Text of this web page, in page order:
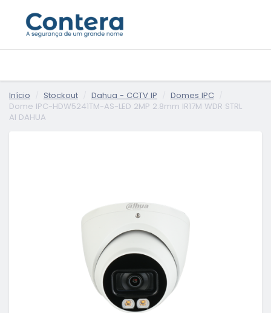
Início Stockout Dahua - CCTV IP
Domes IPC
Dome IPC-HDW5241TM-AS-LED 2MP 2.8mm IR17M WDR STRL
AI DAHUA